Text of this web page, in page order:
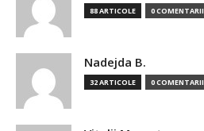
88 ARTICOLE 0 COMENTARII
Nadejda B.
32 ARTICOLE 0 COMENTARII